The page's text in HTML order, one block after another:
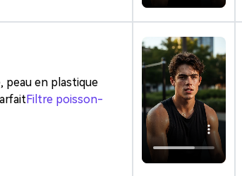
peau en plastique
Filtre poisson-
images IA
100 %